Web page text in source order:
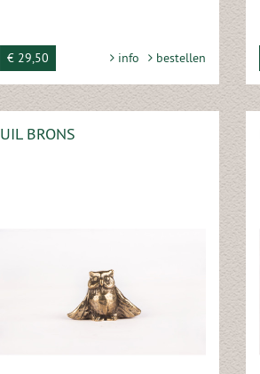
€ 29,50 info bestellen
UIL BRONS